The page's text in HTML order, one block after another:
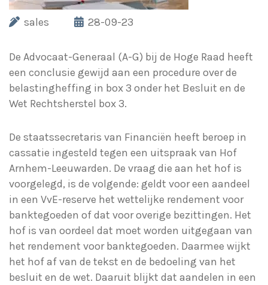
sales 28-09-23
De Advocaat-Generaal (A-G) bij de Hoge Raad heeft
een conclusie gewijd aan een procedure over de
belastingheffing in box 3 onder het Besluit en de
Wet Rechtsherstel box 3.
De staatssecretaris van Financiën heeft beroep in
cassatie ingesteld tegen een uitspraak van Hof
Arnhem-Leeuwarden. De vraag die aan het hof is
voorgelegd, is de volgende: geldt voor een aandeel
in een VvE-reserve het wettelijke rendement voor
banktegoeden of dat voor overige bezittingen. Het
hof is van oordeel dat moet worden uitgegaan van
het rendement voor banktegoeden. Daarmee wijkt
het hof af van de tekst en de bedoeling van het
besluit en de wet. Daaruit blijkt dat aandelen in een